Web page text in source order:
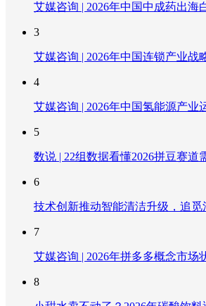
艾媒咨询 | 2026年中国中成药出海
3
艾媒咨询 | 2026年中国连锁产业战
4
艾媒咨询 | 2026年中国氢能源产业
5
数说 | 22组数据看懂2026拼豆赛道
6
技术创新推动智能清洁升级，追
7
艾媒咨询 | 2026年拼多多概念市场
8